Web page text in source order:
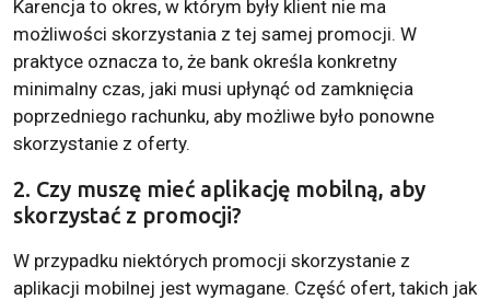
Karencja to okres, w którym były klient nie ma
możliwości skorzystania z tej samej promocji. W
praktyce oznacza to, że bank określa konkretny
minimalny czas, jaki musi upłynąć od zamknięcia
poprzedniego rachunku, aby możliwe było ponowne
skorzystanie z oferty.
2. Czy muszę mieć aplikację mobilną, aby
skorzystać z promocji?
W przypadku niektórych promocji skorzystanie z
aplikacji mobilnej jest wymagane. Część ofert, takich jak